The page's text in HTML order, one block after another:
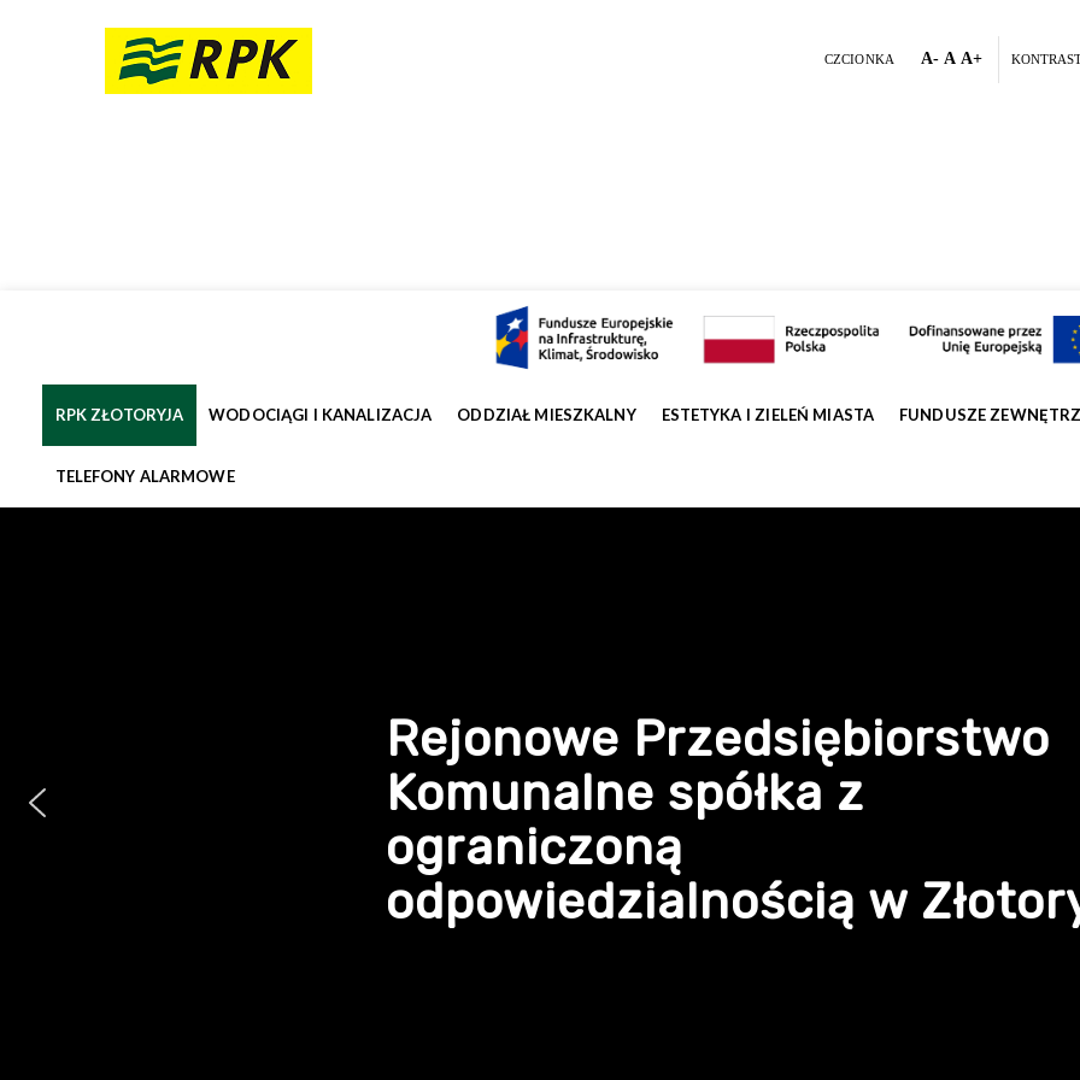
CZCIONKA A- A A+
RPK ZŁOTORYJA WODOCIĄGI I KANALIZACJA ODDZIAŁ MIESZKALNY ESTETYKA I ZIELEŃ MIASTA FUNDUSZE
TELEFONY ALARMOWE
Rejonowe Przedsiębiorstwo
Komunalne spółka z
ograniczoną
odpowiedzialnością w